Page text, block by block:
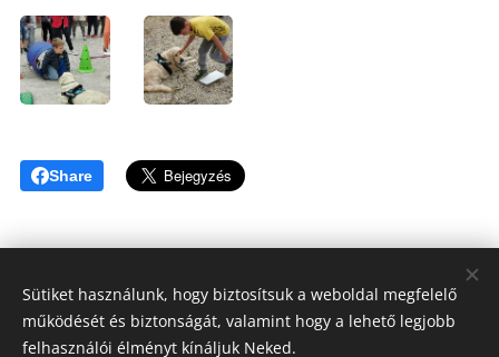
Share
Tóthné Hesz Andrea
Sütiket használunk, hogy biztosítsuk a weboldal megfelelő
működését és biztonságát, valamint hogy a lehető legjobb
felhasználói élményt kínáljuk Neked.